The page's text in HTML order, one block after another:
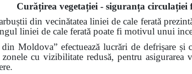
Curățirea vegetației - siguranța circulației
din vecinătatea liniei de cale ferată
liniei de cale ferată poate fi motivul unui
din Moldova” efectuează lucrări de defrișare
cu vizibilitate redusă, pentru asigurarea